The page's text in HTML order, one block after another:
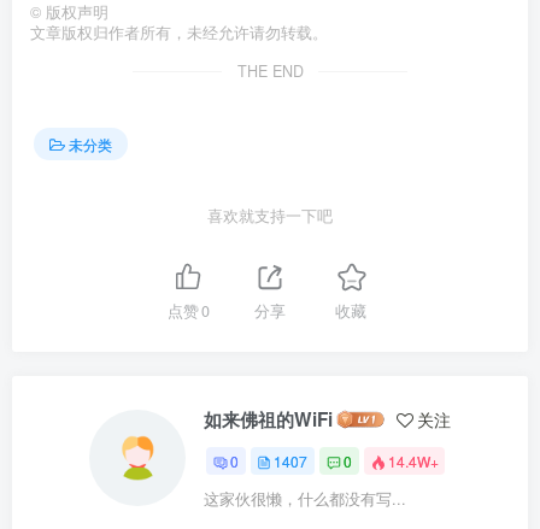
© 版权声明
文章版权归作者所有，未经允许请勿转载。
THE END
未分类
喜欢就支持一下吧
点赞0 分享 收藏
如来佛祖的WiFi 关注
0 1407 0 14.4W+
这家伙很懒，什么都没有写...